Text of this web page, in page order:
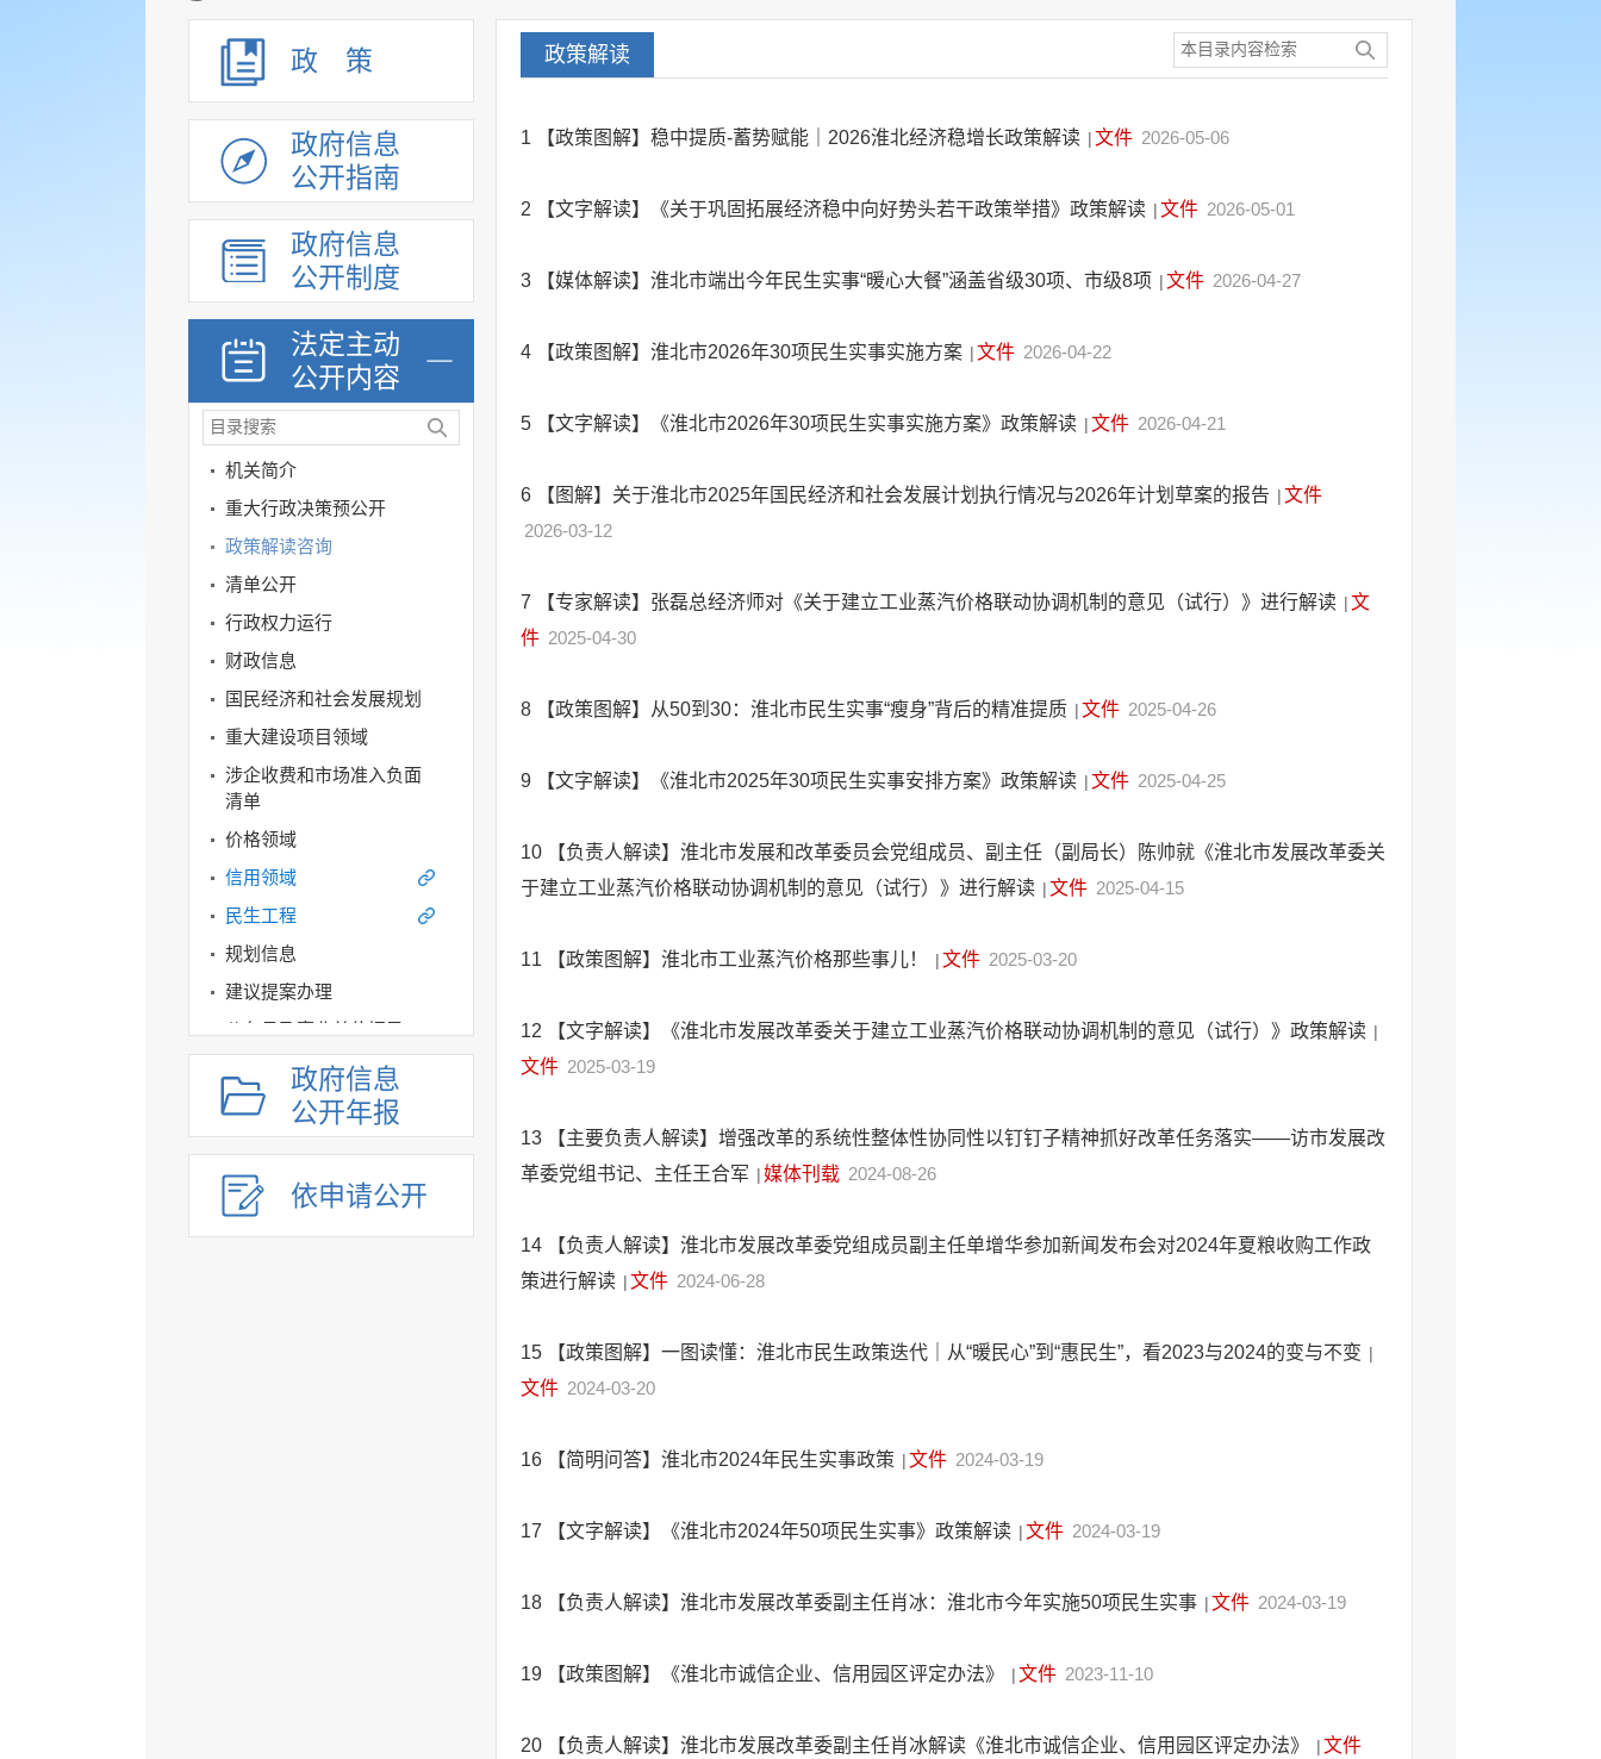
政 策
政府信息
公开指南
政府信息
公开制度
法定主动
公开内容
机关简介
重大行政决策预公开
政策解读咨询
清单公开
行政权力运行
财政信息
国民经济和社会发展规划
重大建设项目领域
涉企收费和市场准入负面
清单
价格领域
信用领域
民生工程
规划信息
建议提案办理
公务员及事业单位招录
应急管理
回应关切
其他法定信息
政府信息
公开年报
依申请公开
政策解读
1 【政策图解】稳中提质-蓄势赋能｜2026淮北经济稳增长政策解读 |文件 2026-05-06
2 【文字解读】《关于巩固拓展经济稳中向好势头若干政策举措》政策解读 |文件 2026-05-01
3 【媒体解读】淮北市端出今年民生实事“暖心大餐”涵盖省级30项、市级8项 |文件 2026-04-27
4 【政策图解】淮北市2026年30项民生实事实施方案 |文件 2026-04-22
5 【文字解读】《淮北市2026年30项民生实事实施方案》政策解读 |文件 2026-04-21
6 【图解】关于淮北市2025年国民经济和社会发展计划执行情况与2026年计划草案的报告 |文件
2026-03-12
7 【专家解读】张磊总经济师对《关于建立工业蒸汽价格联动协调机制的意见（试行）》进行解读 |文
件 2025-04-30
8 【政策图解】从50到30：淮北市民生实事“瘦身”背后的精准提质 |文件 2025-04-26
9 【文字解读】《淮北市2025年30项民生实事安排方案》政策解读 |文件 2025-04-25
10
【负责人解读】淮北市发展和改革委员会党组成员、副主任（副局长）陈帅就《淮北市发展改革委关
于建立工业蒸汽价格联动协调机制的意见（试行）》进行解读 |文件 2025-04-15
11 【政策图解】淮北市工业蒸汽价格那些事儿！ |文件 2025-03-20
12 【文字解读】《淮北市发展改革委关于建立工业蒸汽价格联动协调机制的意见（试行）》政策解读 |
文件 2025-03-19
13
【主要负责人解读】增强改革的系统性整体性协同性以钉钉子精神抓好改革任务落实——访市发展改
革委党组书记、主任王合军 |媒体刊载 2024-08-26
14
【负责人解读】淮北市发展改革委党组成员副主任单增华参加新闻发布会对2024年夏粮收购工作政
策进行解读 |文件 2024-06-28
15 【政策图解】一图读懂：淮北市民生政策迭代｜从“暖民心”到“惠民生”，看2023与2024的变与不变 |
文件 2024-03-20
16 【简明问答】淮北市2024年民生实事政策 |文件 2024-03-19
17 【文字解读】《淮北市2024年50项民生实事》政策解读 |文件 2024-03-19
18 【负责人解读】淮北市发展改革委副主任肖冰：淮北市今年实施50项民生实事 |文件 2024-03-19
19 【政策图解】《淮北市诚信企业、信用园区评定办法》 |文件 2023-11-10
20 【负责人解读】淮北市发展改革委副主任肖冰解读《淮北市诚信企业、信用园区评定办法》 |文件